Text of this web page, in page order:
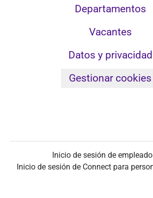
Departamentos
Vacantes
Datos y privacidad
Gestionar cookies
Inicio de sesión de
Inicio de sesión de Connect para